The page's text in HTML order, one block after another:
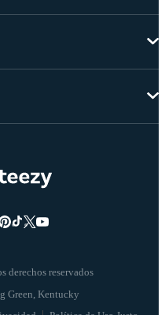
derechos reservados